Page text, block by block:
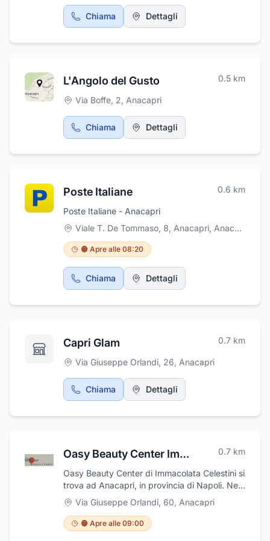
Chiama
Dettagli
L'Angolo del Gusto 0.5 km
Via Boffe, 2, Anacapri
Chiama Dettagli
Poste Italiane 0.6 km
Poste Italiane - Anacapri
Viale T. De Tommaso, 8, Anacapri, Anacapri
🟠 Apre alle 08:20
Chiama Dettagli
Capri Glam 0.7 km
Via Giuseppe Orlandi, 26, Anacapri
Chiama Dettagli
Oasy Beauty Center Immacolata Celestini 0.7 km
Oasy Beauty Center di Immacolata Celestini si
trova ad Anacapri, in provincia di Napoli. Nel
centro estetico si effettuano trattamenti
estetici con laser, manicure, massaggi
estetici, massaggi dimagranti, depilazione,
sopracciglia, pedicure, cerette e trattamenti
Via Giuseppe Orlandi, 60, Anacapri
🟠 Apre alle 09:00